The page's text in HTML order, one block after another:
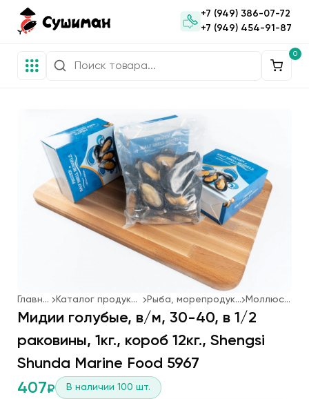
+7 (949) 386-07-72
+7 (949) 454-91-87
0
Главная Каталог продукции Рыба, морепродукты Моллюски
Мидии голубые, в/м, 30-40, в 1/2
раковины, 1кг., короб 12кг., Shengsi
Shunda Marine Food 5967
407₽ В наличии 100 шт.